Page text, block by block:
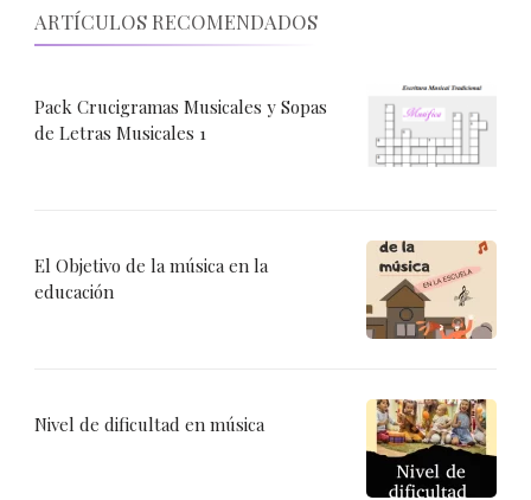
ARTÍCULOS RECOMENDADOS
Pack Crucigramas Musicales y Sopas
de Letras Musicales 1
El Objetivo de la música en la
educación
Nivel de dificultad en música